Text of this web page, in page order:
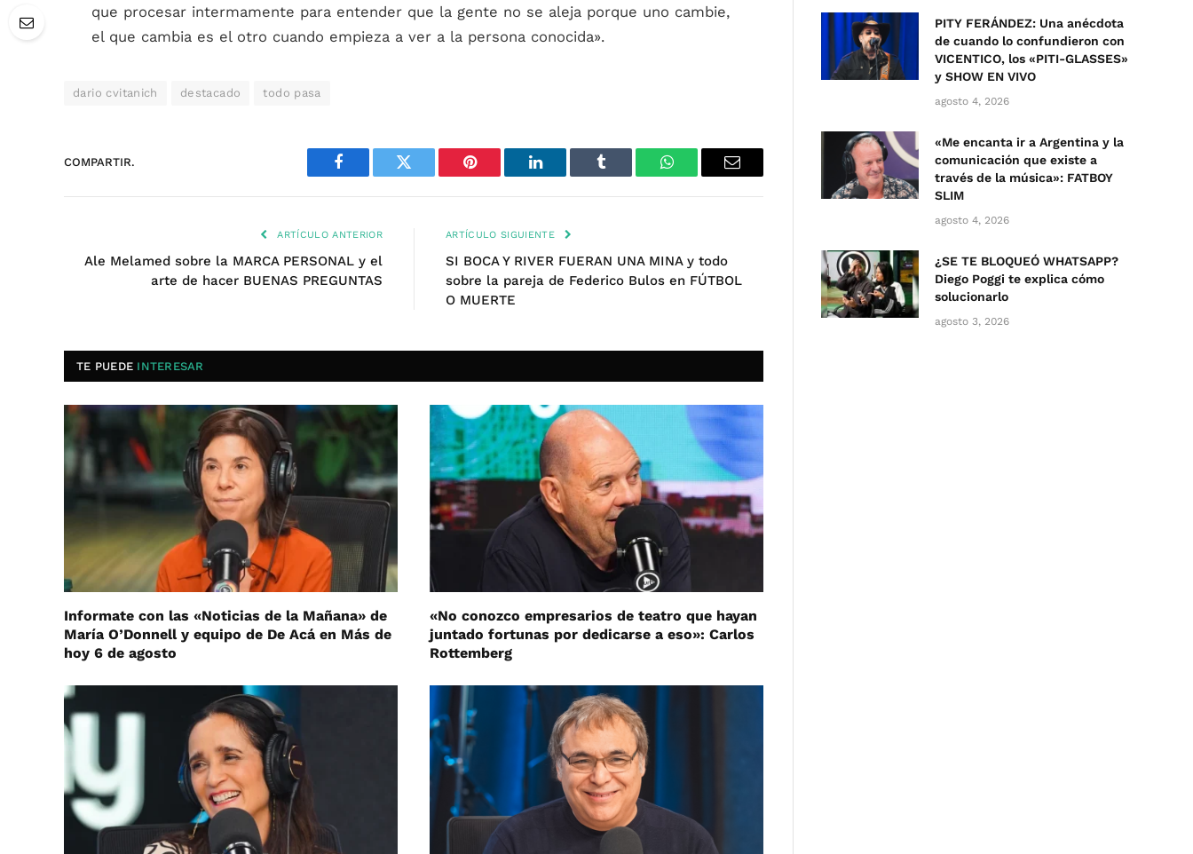
que procesar intermamente para entender que la gente no se aleja porque uno cambie,
el que cambia es el otro cuando empieza a ver a la persona conocida».
dario cvitanich destacado todo pasa
COMPARTIR.
Facebook Twitter Pinterest LinkedIn Tumblr WhatsAppEmail
ARTÍCULO ANTERIOR
Ale Melamed sobre la MARCA PERSONAL y el
arte de hacer BUENAS PREGUNTAS
ARTÍCULO SIGUIENTE
SI BOCA Y RIVER FUERAN UNA MINA y todo
sobre la pareja de Federico Bulos en FÚTBOL
O MUERTE
TE PUEDE INTERESAR
Informate con las «Noticias de la Mañana» de
María O’Donnell y equipo de De Acá en Más de
hoy 6 de agosto
«No conozco empresarios de teatro que hayan
juntado fortunas por dedicarse a eso»: Carlos
Rottemberg
PITY FERÁNDEZ: Una anécdota
de cuando lo confundieron con
VICENTICO, los «PITI-GLASSES»
y SHOW EN VIVO
agosto 4, 2026
«Me encanta ir a Argentina y la
comunicación que existe a
través de la música»: FATBOY
SLIM
agosto 4, 2026
¿SE TE BLOQUEÓ WHATSAPP?
Diego Poggi te explica cómo
solucionarlo
agosto 3, 2026